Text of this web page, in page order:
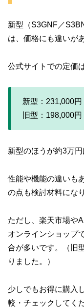
新型（S3GNF／
は、価格にも違いが
公式サイトでの定価
新型：231,000円
旧型：198,000円
新型のほうが約3万
性能や機能の違いも
の点も検討材料にな
ただし、楽天市場や
オンラインショップ
合が多いです。（旧
りました。）
少しでもお得に購入
較・チェックしてく